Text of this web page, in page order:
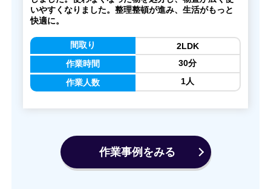
いやすくなりました。整理整頓が進み、生活がもっと
快適に。
間取り
作業時間
作業人数
2LDK
30分
1人
作業事例をみる